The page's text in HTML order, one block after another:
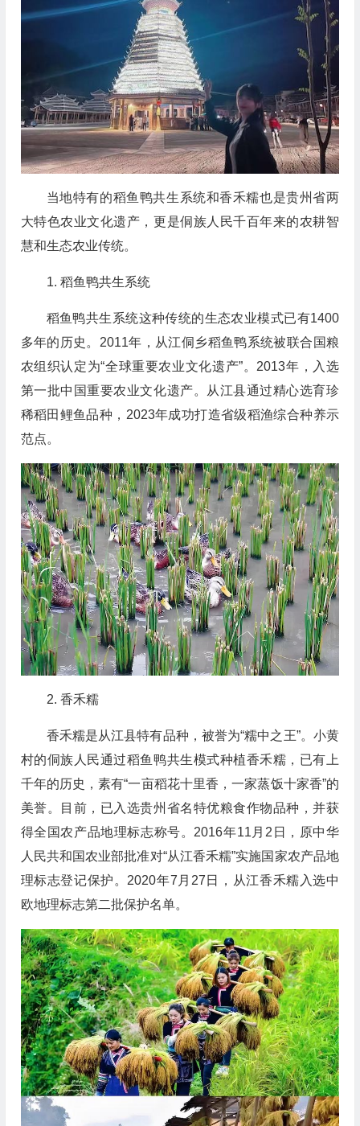
当地特有的稻鱼鸭共生系统和香禾糯也是贵州省两
大特色农业文化遗产 ， 更是侗族人民千百年来的农耕智
慧和生态农业传统。
1. 稻鱼鸭共生系统
稻鱼鸭共生系统这种传统的生态农业模式已有1400
多年的历史。2011年，从江侗乡稻鱼鸭系统被联合国粮
农组织认定为“全球重要农业文化遗产”。2013年，入选
第一批中国重要农业文化遗产。从江县通过精心选育珍
稀稻田鲤鱼品种，2023年成功打造省级稻渔综合种养示
范点。
2. 香禾糯
香禾糯是从江县特有品种， 被誉为“糯中之王”。小黄
村的侗族人民通过稻鱼鸭共生模式种植香禾糯，已有上
千年的历史 ，素有“一亩稻花十里香，一家蒸饭十家香”的
美誉。
目前， 已入选贵州省名特优粮食作物品种，并获
得全国农产品地理标志称号。2016年11月2日，原中华
人民共和国农业部批准对“从江香禾糯”实施国家农产品地
理标志登记保护。2020年7月27日，从江香禾糯入选中
欧地理标志第二批保护名单。